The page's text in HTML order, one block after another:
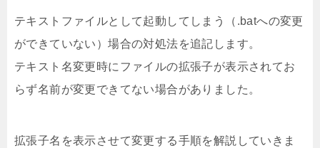
テキストファイルとして起動してしまう（.batへの変更
ができていない）場合の対処法を追記します。
テキスト名変更時にファイルの拡張子が表示されてお
らず名前が変更できてない場合がありました。
拡張子名を表示させて変更する手順を解説していきま